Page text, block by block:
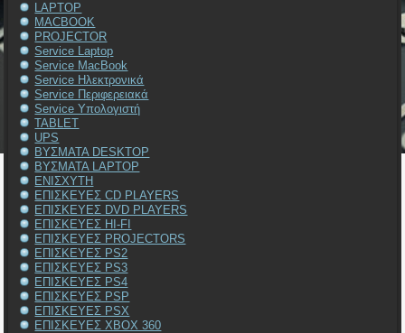
LAPTOP
MACBOOK
PROJECTOR
Service Laptop
Service MacBook
Service Ηλεκτρονικά
Service Περιφερειακά
Service Υπολογιστή
TABLET
UPS
ΒΥΣΜΑΤΑ DESKTOP
ΒΥΣΜΑΤΑ LAPTOP
ΕΝΙΣΧΥΤΗ
ΕΠΙΣΚΕΥΕΣ CD PLAYERS
ΕΠΙΣΚΕΥΕΣ DVD PLAYERS
ΕΠΙΣΚΕΥΕΣ HI-FI
ΕΠΙΣΚΕΥΕΣ PROJECTORS
ΕΠΙΣΚΕΥΕΣ PS2
ΕΠΙΣΚΕΥΕΣ PS3
ΕΠΙΣΚΕΥΕΣ PS4
ΕΠΙΣΚΕΥΕΣ PSP
ΕΠΙΣΚΕΥΕΣ PSX
ΕΠΙΣΚΕΥΕΣ XBOX 360